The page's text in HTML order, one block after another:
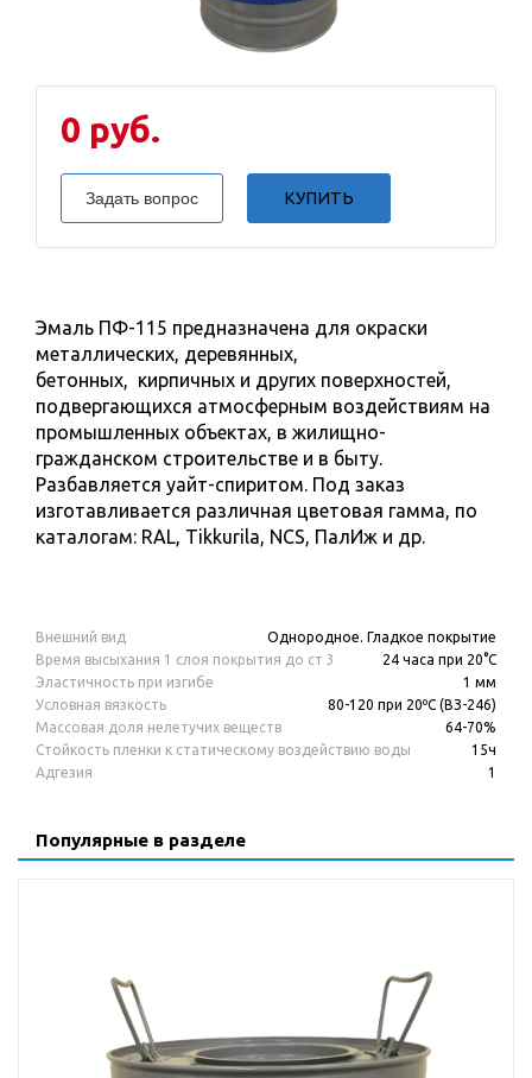
0 руб.
Задать вопрос КУПИТЬ
Эмаль ПФ-115 предназначена для окраски
металлических, деревянных,
бетонных, кирпичных и других поверхностей,
подвергающихся атмосферным воздействиям на
промышленных объектах, в жилищно-
гражданском строительстве и в быту.
Разбавляется уайт-спиритом. Под заказ
изготавливается различная цветовая гамма, по
каталогам: RAL, Tikkurila, NCS, ПалИж и др.
Внешний вид
Однородное. Гладкое покрытие
Время высыхания 1 слоя покрытия до ст 3
24 часа при 20°С
Эластичность при изгибе
1 мм
Условная вязкость
80-120 при 20ºС (ВЗ-246)
Массовая доля нелетучих веществ
64-70%
Стойкость пленки к статическому воздействию воды
15ч
Адгезия
1
Популярные в разделе